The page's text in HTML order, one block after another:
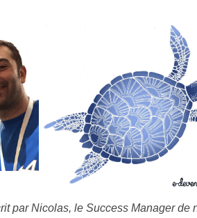
par Nicolas, le Success Manager